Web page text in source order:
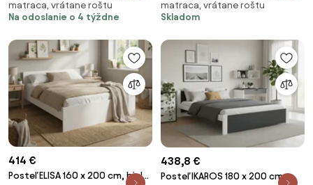
roštom, Matrac: Matrac
COCO MAXI 20 cm
matraca, vrátane roštu
Na odoslanie o 4 týždne
lamelovým roštom, Matrac:
Matrac SOMMERA 18 cm
matraca, vrátane roštu
Skladom
414 €
Posteľ ELISA 160 x 200 cm, biela
438,8 €
Posteľ IKAROS 180 x 200 cm,